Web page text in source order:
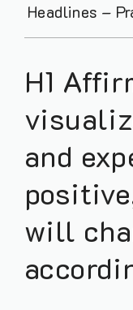
Headlines –
H1
and
will